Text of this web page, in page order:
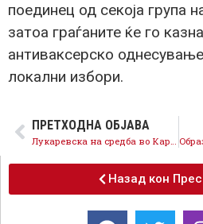
поединец од секоја група
затоа граѓаните ќе го
антиваксерско
локални избори.
ПРЕТХОДНА ОБЈАВА
Назад кон